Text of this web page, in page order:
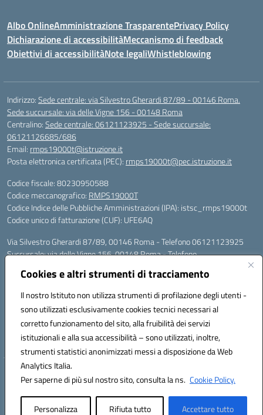
Cookies e altri strumenti di tracciamento
Il nostro Istituto non utilizza strumenti di profilazione degli utenti -
sono utilizzati esclusivamente cookies tecnici necessari al
corretto funzionamento del sito, alla fruibilità dei servizi
istituzionali e alla sua accessibilità – sono utilizzati, inoltre,
strumenti statistici anonimizzati messi a disposizione da Web
Analytics Italia.
Per saperne di più sul nostro sito, consulta la ns. Cookie Policy.
Personalizza Rifiuta tutto Accettare tutto
Albo OnlineAmministrazione TrasparentePrivacy Policy
Dichiarazione di accessibilitàMeccanismo di feedback
Obiettivi di accessibilitàNote legaliWhistleblowing
Indirizzo:Sede centrale: via Silvestro Gherardi 87/89 - 00146 Roma.
Sede succursale: via delle Vigne 156 - 00148 Roma
Centralino:Sede centrale: 06121123925 - Sede succursale:
06121126685/686
Email: rmps19000t@istruzione.it
Posta elettronica certificata (PEC): rmps19000t@pec.istruzione.it
Codice fiscale: 80230950588
Codice meccanografico: RMPS19000T
Codice Indice delle Pubbliche Amministrazioni (IPA): istsc_rmps19000t
Codice unico di fatturazione (CUF): UFE6AQ
Via Silvestro Gherardi 87/89, 00146 Roma - Telefono 06121123925
Succursale: via delle Vigne 156, 00148 Roma - Telefono
Mail: rmps19000t@istruzione.it - PEC: rmps19000t@pec.istruzione.it
Per contatti con il Dirigente Scolastico, utilizzare esclusivamente
Codice univoco ufficio: UFE6AQ
Codice meccanografico: RMPS19000T
Codice fiscale: 80230950588
Hosting & Powered by 3D Solution S.r.l.
Concept & Design by Designers Italia